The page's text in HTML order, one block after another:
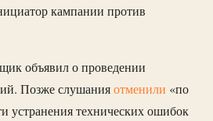
кампании против
объявил о проведении
Позже слушанияотменили «по
устранения технических ошибок